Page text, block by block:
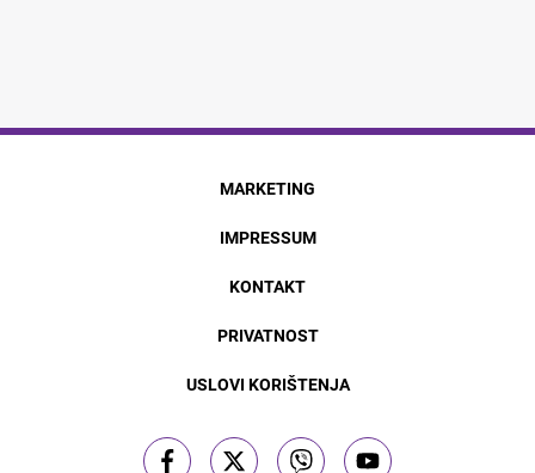
MARKETING
IMPRESSUM
KONTAKT
PRIVATNOST
USLOVI KORIŠTENJA